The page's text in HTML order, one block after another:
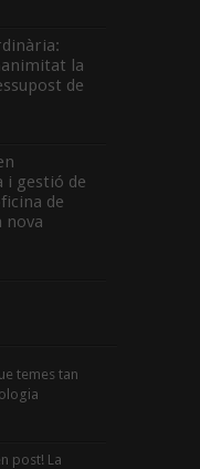
la
de
i gestió de
de
nova
temes tan
post! La